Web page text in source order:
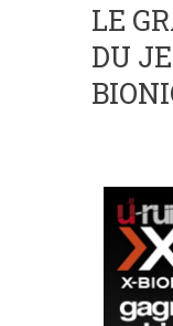
LE
DU